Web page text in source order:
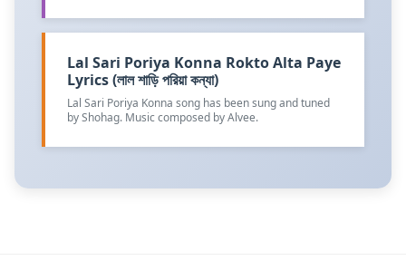
Lal Sari Poriya Konna Rokto Alta Paye
Lyrics (লাল শাড়ি পরিয়া কন্যা)
Lal Sari Poriya Konna song has been sung and tuned
by Shohag. Music composed by Alvee.